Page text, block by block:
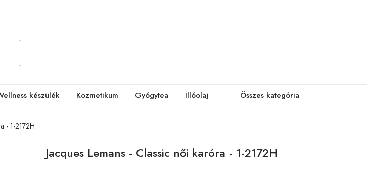
készülék Kozmetikum Gyógytea Illóolaj Összes kategória
- 1-2172H
Jacques Lemans - Classic női karóra - 1-2172H